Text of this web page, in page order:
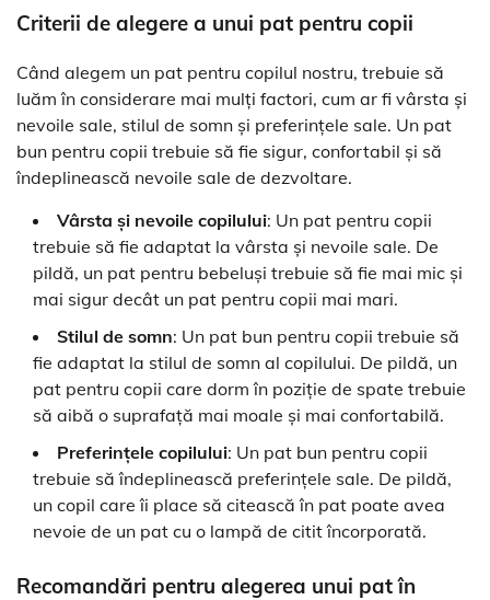
Criterii de alegere a unui pat pentru copii
Când alegem un pat pentru copilul nostru, trebuie să
luăm în considerare mai mulți factori, cum ar fi vârsta și
nevoile sale, stilul de somn și preferințele sale. Un pat
bun pentru copii trebuie să fie sigur, confortabil și să
îndeplinească nevoile sale de dezvoltare.
Vârsta și nevoile copilului: Un pat pentru copii
trebuie să fie adaptat la vârsta și nevoile sale. De
pildă, un pat pentru bebeluși trebuie să fie mai mic și
mai sigur decât un pat pentru copii mai mari.
Stilul de somn: Un pat bun pentru copii trebuie să
fie adaptat la stilul de somn al copilului. De pildă, un
pat pentru copii care dorm în poziție de spate trebuie
să aibă o suprafață mai moale și mai confortabilă.
Preferințele copilului: Un pat bun pentru copii
trebuie să îndeplinească preferințele sale. De pildă,
un copil care îi place să citească în pat poate avea
nevoie de un pat cu o lampă de citit încorporată.
Recomandări pentru alegerea unui pat în